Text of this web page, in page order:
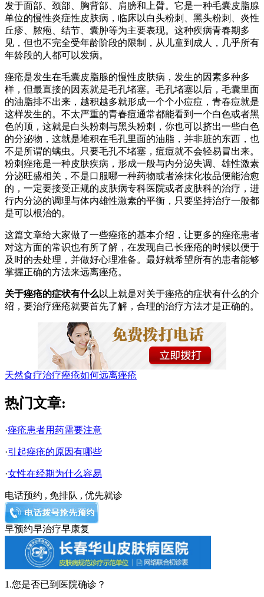
发于面部、颈部、胸背部、肩膀和上臂。它是一种毛囊皮脂腺
单位的慢性炎症性皮肤病，临床以白头粉刺、黑头粉刺、炎性
丘疹、脓疱、结节、囊肿等为主要表现。这种疾病青春期多
见，但也不完全受年龄阶段的限制，从儿童到成人，几乎所有
年龄段的人都可以发病。
痤疮是发生在毛囊皮脂腺的慢性皮肤病，发生的因素多种多
样，但最直接的因素就是毛孔堵塞。毛孔堵塞以后，毛囊里面
的油脂排不出来，越积越多就形成一个个小痘痘，青春痘就是
这样发生的。不太严重的青春痘通常都能看到一个白色或者黑
色的顶，这就是白头粉刺与黑头粉刺，你也可以挤出一些白色
的分泌物，这就是堆积在毛孔里面的油脂，并非脏的东西，也
不是所谓的螨虫。只要毛孔不堵塞，痘痘就不会轻易冒出来。
粉刺痤疮是一种皮肤疾病，形成一般与内分泌失调、雄性激素
分泌旺盛相关，不是口服哪一种药物或者涂抹化妆品便能治愈
的，一定要接受正规的皮肤病专科医院或者皮肤科的治疗，进
行内分泌的调理与体内雄性激素的平衡，只要坚持治疗一般都
是可以根治的。
这篇文章给大家做了一些痤疮的基本介绍，让更多的痤疮患者
对这方面的常识也有所了解，在发现自己长痤疮的时候以便于
及时的去处理，并做好心理准备。最好就希望所有的患者能够
掌握正确的方法来远离痤疮。
关于痤疮的症状有什么 以上就是对关于痤疮的症状有什么的介
绍，要治疗痤疮就要首先了解，合理的治疗方法才是正确的。
天然食疗治疗痤疮如何远离痤疮
热门文章:
·痤疮患者用药需要注意
·引起痤疮的原因有哪些
·女性在经期为什么容易
电话预约 , 免排队 , 优先就诊
早预约早治疗早康复
1.您是否已到医院确诊？